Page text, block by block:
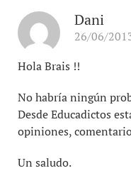
Dani
26/06/
Hola Brais !!
No habría ningún
Desde Educadictos
opiniones,
Un saludo.